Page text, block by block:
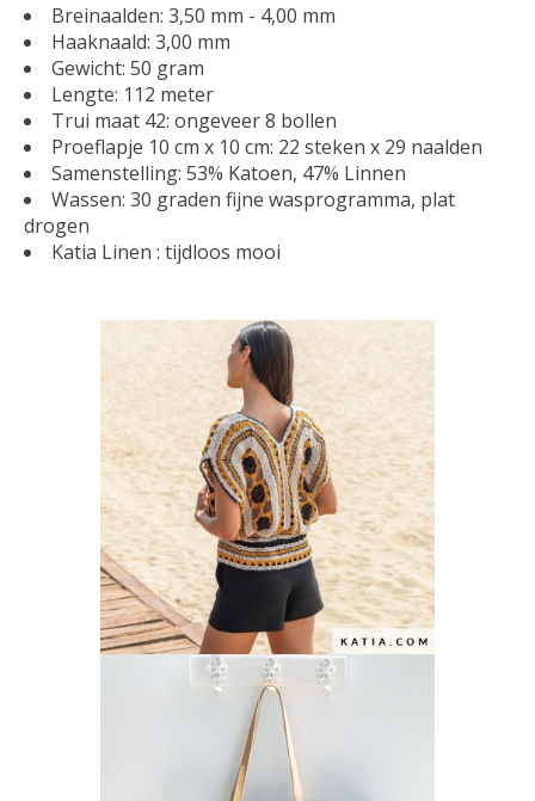
Breinaalden: 3,50 mm - 4,00 mm
Haaknaald: 3,00 mm
Gewicht: 50 gram
Lengte: 112 meter
Trui maat 42: ongeveer 8 bollen
Proeflapje 10 cm x 10 cm: 22 steken x 29 naalden
Samenstelling: 53% Katoen, 47% Linnen
Wassen: 30 graden fijne wasprogramma, plat
drogen
Katia Linen : tijdloos mooi